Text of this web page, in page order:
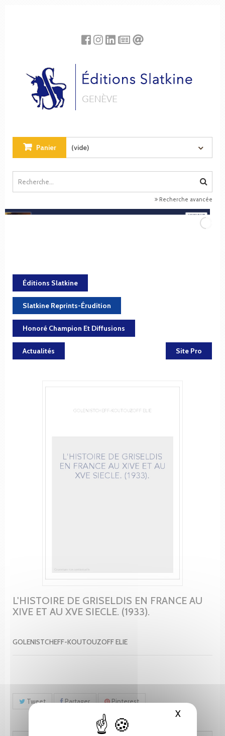
XMasquer
Panier (vide)
Recherche avancée
Éditions Slatkine
Slatkine Reprints-Érudition
Honoré Champion Et Diffusions
Actualités Site Pro
L'HISTOIRE DE GRISELDIS EN FRANCE AU
XIVE ET AU XVE SIECLE. (1933).
GOLENISTCHEFF-KOUTOUZOFF ELIE
Tweet Partager Pinterest